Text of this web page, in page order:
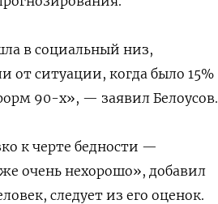
в социальный низ,
ситуации, когда было 15%
90-х», — заявил Белоусов.
к черте бедности —
очень нехорошо», добавил
следует из его оценок.